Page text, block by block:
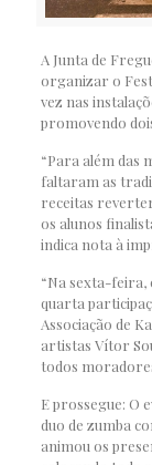
A Junta de
organizar o
vez nas
promovendo
“Para além das
faltaram as
receitas
os alunos
indica nota à
“Na sexta-feira,
quarta
Associação de
artistas Vítor
todos
E prossegue: O
duo de zumba
animou os